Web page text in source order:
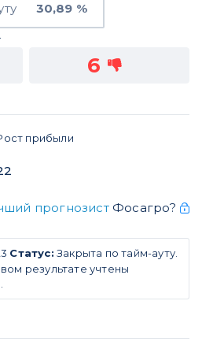
30,89 %
6
прибыли
прогнозистФосагро?
Статус: Закрыта по тайм-ауту.
результате учтены